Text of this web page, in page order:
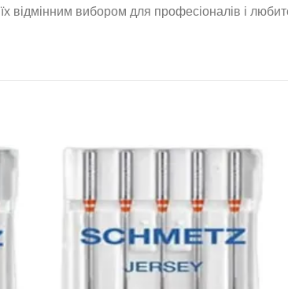
відмінним вибором для професіоналів і